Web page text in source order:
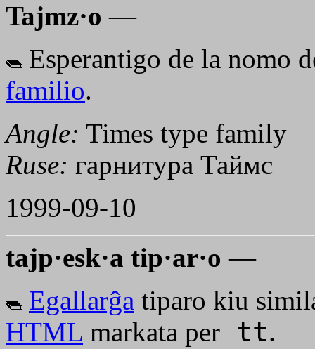
Tajmz·o —
Esperantigo de la nomo
familio.
Angle: Times type family
Ruse: гарнитура Таймс
1999-09-10
tajp·esk·a tip·ar·o —
Egallarĝa tiparo kiu
HTML markata per tt.